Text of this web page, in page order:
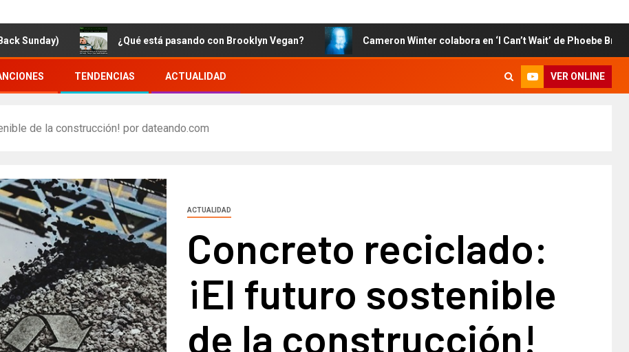
¿Qué está pasando con Brooklyn Vegan? Cameron Winter colabora en ‘I Can’t Wait’ de Phoebe Bridgers
TENDENCIAS ACTUALIDAD VER ONLINE
de la construcción! por dateando.com
ACTUALIDAD
Concreto reciclado:
¡El futuro sostenible
de la construcción!